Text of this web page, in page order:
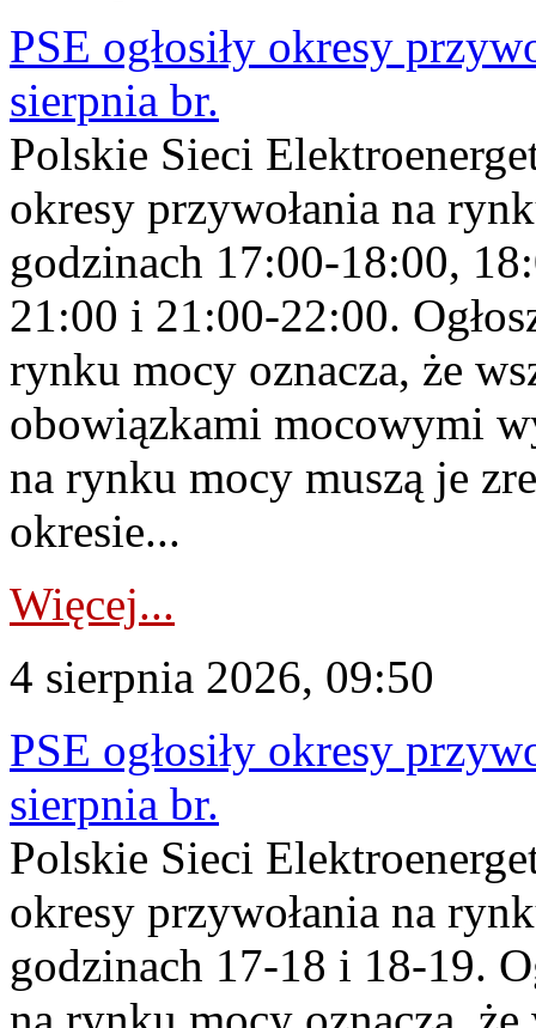
PSE ogłosiły okresy
sierpnia br.
Polskie Sieci
okresy przywołania na
godzinach 17:00-18:00,
21:00 i 21:00-22:00.
rynku mocy oznacza, że
obowiązkami mocowymi
na rynku mocy muszą je
okresie...
Więcej...
4 sierpnia 2026, 09:50
PSE ogłosiły okresy
sierpnia br.
Polskie Sieci
okresy przywołania na
godzinach 17-18 i 18-19.